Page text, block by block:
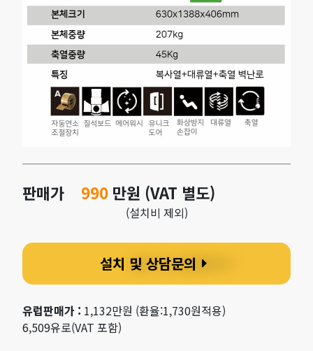
판매가 990 만원 (VAT 별도)
(설치비 제외)
설치 및 상담문의
유럽판매가 : 1,132만원 (환율:1,730원적용)
6,509유로(VAT 포함)